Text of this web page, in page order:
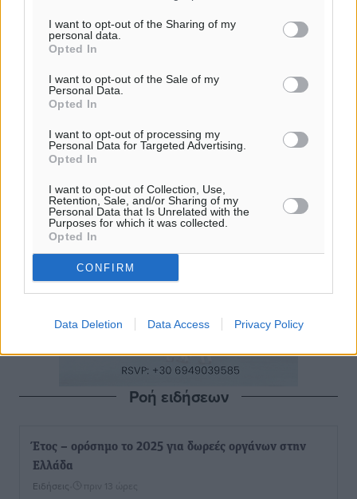
I want to opt-out of the Sharing of my
personal data.
Opted In
I want to opt-out of the Sale of my
Personal Data.
Opted In
I want to opt-out of processing my
Personal Data for Targeted Advertising.
Opted In
I want to opt-out of Collection, Use,
Retention, Sale, and/or Sharing of my
Personal Data that Is Unrelated with the
Purposes for which it was collected.
Opted In
CONFIRM
Data Deletion Data Access Privacy Policy
Ροή ειδήσεων
Έτος – ορόσημο το 2025 για δωρεές οργάνων στην
Ελλάδα
Ειδήσεις πριν 13 ώρες